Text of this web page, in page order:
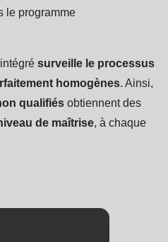
le programme
intégré surveille le processus
homogènes. Ainsi,
qualifiés obtiennent des
de maîtrise, à chaque